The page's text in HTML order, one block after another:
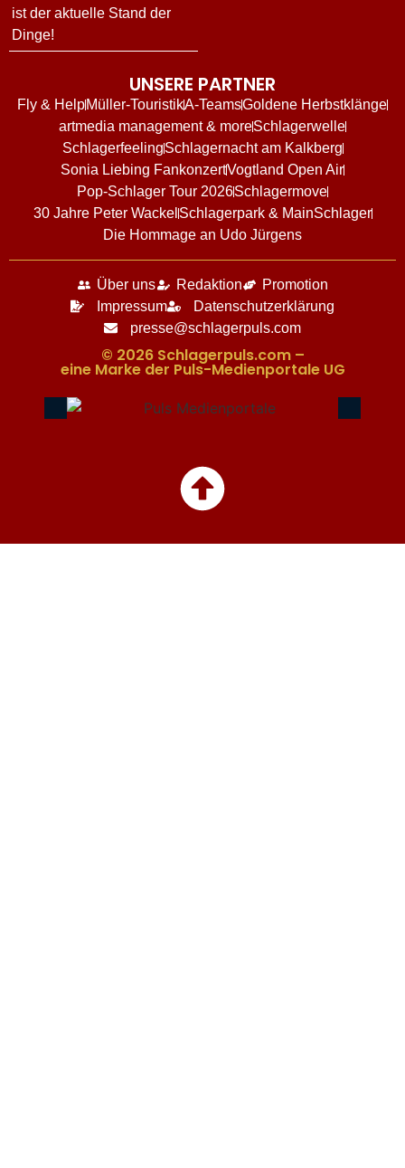
ist der aktuelle Stand der
Dinge!
UNSERE PARTNER
Fly & HelpMüller-TouristikA-TeamsGoldene Herbstklänge
artmedia management & moreSchlagerwelle
SchlagerfeelingSchlagernacht am Kalkberg
Sonia Liebing FankonzertVogtland Open Air
Pop-Schlager Tour 2026Schlagermove
30 Jahre Peter Wackel Schlagerpark & MainSchlager
Die Hommage an Udo Jürgens
Über uns Redaktion
Promotion
Impressum
Datenschutzerklärung
presse@schlagerpuls.com
© 2026 Schlagerpuls.com –
eine Marke der Puls-Medienportale UG​